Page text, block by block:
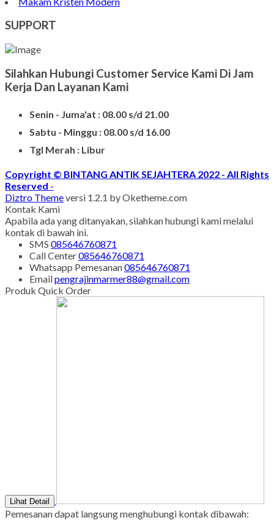
Model Kuburan Kristen
Batu Nisan Kuburan
Produk Batu Nisan Marmer
Jual Nisan Murah
Nisan Prasasti Granit
Model Makam Bahan Granit
Makam Batu Alam
Kijing Makam Marmer Termurah
Harg Nisan Marmer Kotak
Makam Kristen Modern
SUPPORT
Silahkan Hubungi Customer Service Kami Di Jam
Kerja Dan Layanan Kami
Senin - Juma'at : 08.00 s/d 21.00
Sabtu - Minggu : 08.00 s/d 16.00
Tgl Merah : Libur